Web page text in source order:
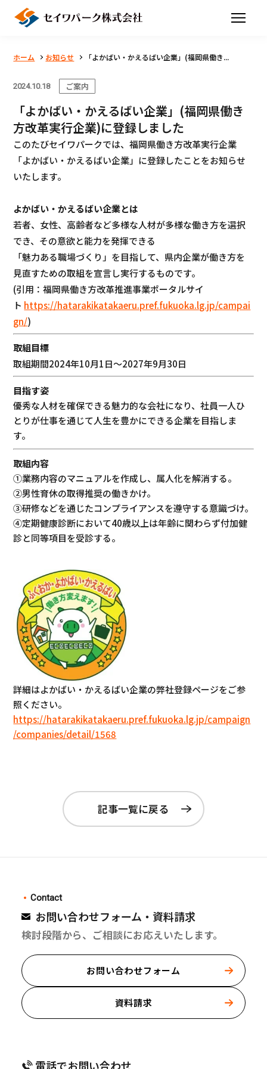
ホーム お知らせ 「よかばい・かえるばい企業」(福岡県働き...
2024.10.18 ご案内
「よかばい・かえるばい企業」(福岡県働き
方改革実行企業)に登録しました
このたびセイワパークでは、福岡県働き方改革実行企業
「よかばい・かえるばい企業」に登録したことをお知らせ
いたします。
よかばい・かえるばい企業とは
若者、女性、高齢者など多様な人材が多様な働き方を選択
でき、その意欲と能力を発揮できる
「魅力ある職場づくり」を目指して、県内企業が働き方を
見直すための取組を宣言し実行するものです。
(引用：福岡県働き方改革推進事業ポータルサイ
ト https://hatarakikatakaeru.pref.fukuoka.lg.jp/campai
gn/)
取組目標
取組期間2024年10月1日～2027年9月30日
目指す姿
優秀な人材を確保できる魅力的な会社になり、社員一人ひ
とりが仕事を通じて人生を豊かにできる企業を目指しま
す。
取組内容
①業務内容のマニュアルを作成し、属人化を解消する。
②男性育休の取得推奨の働きかけ。
③研修などを通じたコンプライアンスを遵守する意識づけ。
④定期健康診断において40歳以上は年齢に関わらず付加健
診と同等項目を受診する。
詳細はよかばい・かえるばい企業の弊社登録ページをご参
照ください。
https://hatarakikatakaeru.pref.fukuoka.lg.jp/campaign
/companies/detail/1568
記事一覧に戻る
Contact
お問い合わせフォーム・資料請求
検討段階から、ご相談にお応えいたします。
お問い合わせフォーム
資料請求
電話でお問い合わせ